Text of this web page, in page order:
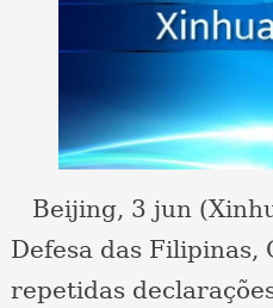
Beijing, 3 jun
Defesa das Filipinas,
repetidas